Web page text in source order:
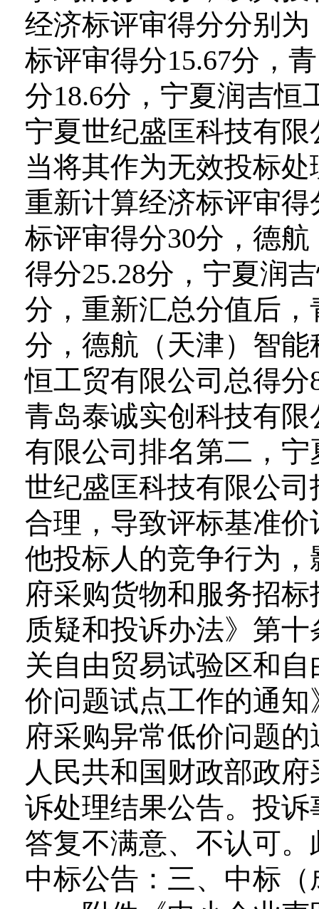
经济标评审得分分别
标评审得分15.67分，
分18.6分，宁夏润吉恒
宁夏世纪盛匡科技有
当将其作为无效投标
重新计算经济标评审
标评审得分30分，德
得分25.28分，宁夏润
分，重新汇总分值后
分，德航（天津）智
恒工贸有限公司总得
青岛泰诚实创科技有
有限公司排名第二，
世纪盛匡科技有限公司
合理，导致评标基准
他投标人的竞争行为
府采购货物和服务招
质疑和投诉办法》第
关自由贸易试验区和
价问题试点工作的通
府采购异常低价问题
人民共和国财政部政
诉处理结果公告。投
答复不满意、不认可
中标公告：三、中标